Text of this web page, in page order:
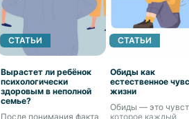
СТАТЬИ
Вырастет ли ребёнок
психологически
здоровым в неполной
семье?
После понимания факта,
СТАТЬИ
Обиды как
естественное
жизни
Обиды — это
которое каждый